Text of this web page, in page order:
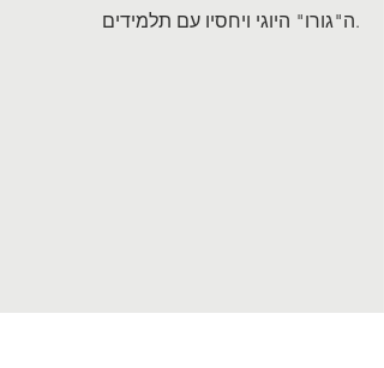
ה"גורו" היוגי ויחסיו עם תלמידים.